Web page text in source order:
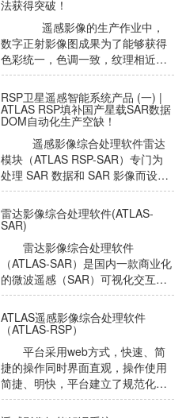
务。
法获得突破！
遥感影像的生产作业中，
数字正射影像图成果为了能够获得
色彩统一，色调一致，纹理相近的
效果，通常在处理的最后阶段需要
对影像进行匀光匀色处理。
RSP卫星遥感智能系统产品 (一) |
ATLAS RSP填补国产星载SAR数据
DOM自动化生产空缺！
遥感影像综合处理软件雷达
模块（ATLAS RSP-SAR）专门为
处理 SAR 数据和 SAR 影像而设计
的，软件集成了完全自主开发
的 SAR 成像处理、SAR 高级产品
生产、SAR 地理编码、干
雷达影像综合处理软件(ATLAS-
SAR)
雷达影像综合处理软件
（ATLAS-SAR）是国内一款商业化
的微波遥感（SAR）可视化交互应
用处理软件， 拥有完全自主知识产
权的时序干涉 SAR 处理软件包
（TSInSAR）
ATLAS遥感影像综合处理软件
（ATLAS-RSP）
平台采用web方式，快速、简
捷的操作同时界面直观，操作使用
简捷、明快，平台建立了规范化、
标准化的海量影像数据生产流程，
同时构建了完备的全过程质量控制